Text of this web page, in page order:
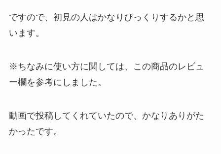
ですので、初見の人はかなりびっくりするかと思
います。
※ちなみに使い方に関しては、この商品のレビュ
ー欄を参考にしました。
動画で投稿してくれていたので、かなりありがた
かったです。